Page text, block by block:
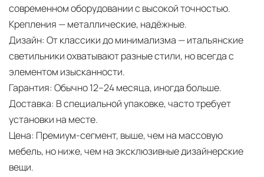
современном оборудовании с высокой точностью.
Крепления — металлические, надёжные.
Дизайн: От классики до минимализма — итальянские
светильники охватывают разные стили, но всегда с
элементом изысканности.
Гарантия: Обычно 12–24 месяца, иногда больше.
Доставка: В специальной упаковке, часто требует
установки на месте.
Цена: Премиум-сегмент, выше, чем на массовую
мебель, но ниже, чем на эксклюзивные дизайнерские
вещи.